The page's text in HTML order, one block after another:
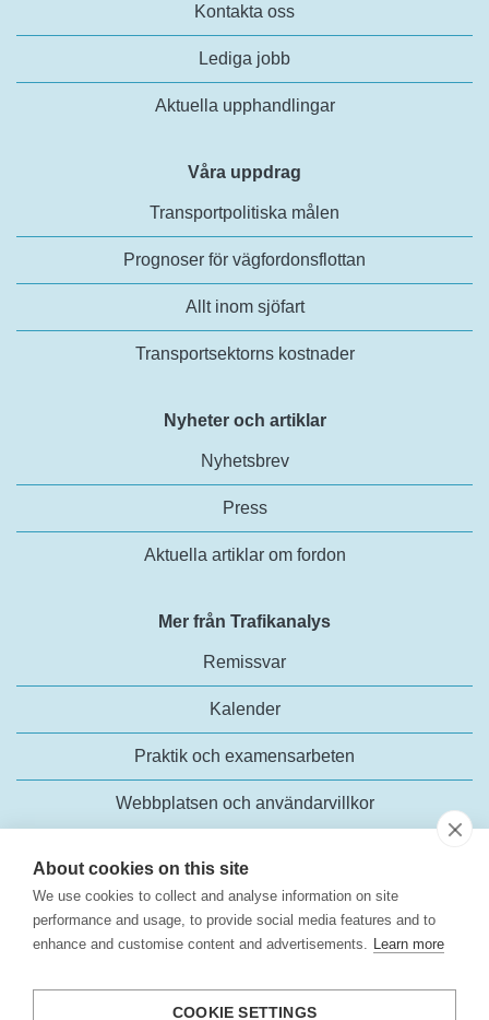
About cookies on this site
We use cookies to collect and analyse information on site
performance and usage, to provide social media features and to
enhance and customise content and advertisements. Learn more
COOKIE SETTINGS
Kontakta oss
Lediga jobb
Aktuella upphandlingar
Våra uppdrag
Transportpolitiska målen
Prognoser för vägfordonsflottan
Allt inom sjöfart
Transportsektorns kostnader
Nyheter och artiklar
Nyhetsbrev
Press
Aktuella artiklar om fordon
Mer från Trafikanalys
Remissvar
Kalender
Praktik och examensarbeten
Webbplatsen och användarvillkor
Rosenlundsgatan 54
118 63 Stockholm